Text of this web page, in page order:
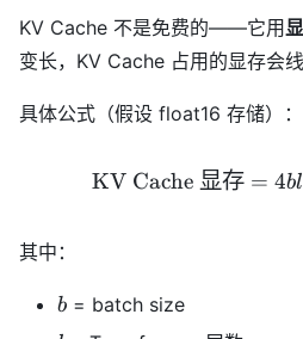
KV Cache 不是免费的——它用
变长，KV Cache 占用的显存会线
具体公式（假设 float16 存储）：
KV Cache 显存 = 4bl
其中：
b
b = batch size